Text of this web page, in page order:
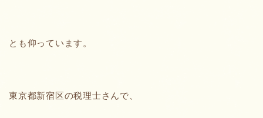
とも仰っています。
東京都新宿区の税理士さんで、